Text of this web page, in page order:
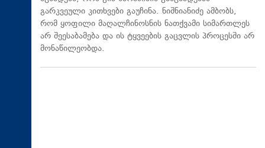
გარკვეული კითხვები გაუჩინა. ნიშნიანიძე ამბობს,
რომ ყოფილი მაღალჩინოსნის ნათქვამი სიმართლეს
არ შეესაბამება და ის ტყვეების გაცვლის პროცესში არ
მონაწილეობდა.